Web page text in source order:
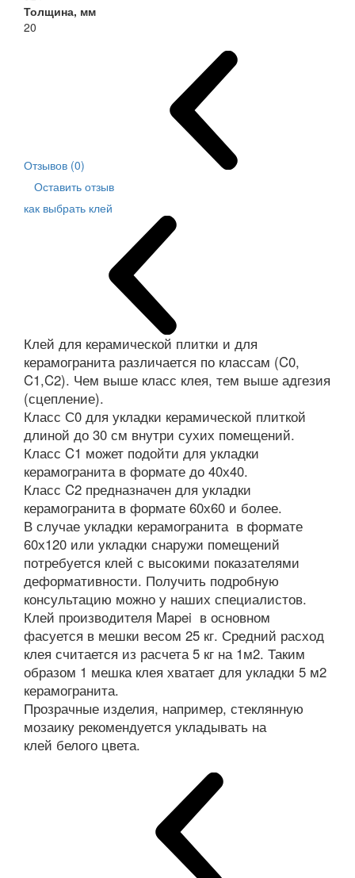
Толщина, мм
20
Отзывов (0)
Оставить отзыв
как выбрать клей
Клей для керамической плитки и для
керамогранита различается по классам (C0,
C1,C2). Чем выше класс клея, тем выше адгезия
(сцепление).
Класс С0 для укладки керамической плиткой
длиной до 30 см внутри сухих помещений.
Класс C1 может подойти для укладки
керамогранита в формате до 40х40.
Класс C2 предназначен для укладки
керамогранита в формате 60х60 и более.
В случае укладки керамогранита в формате
60х120 или укладки снаружи помещений
потребуется клей с высокими показателями
деформативности. Получить подробную
консультацию можно у наших специалистов.
Клей производителя Mapei в основном
фасуется в мешки весом 25 кг. Средний расход
клея считается из расчета 5 кг на 1м2. Таким
образом 1 мешка клея хватает для укладки 5 м2
керамогранита.
Прозрачные изделия, например, стеклянную
мозаику рекомендуется укладывать на
клей белого цвета.